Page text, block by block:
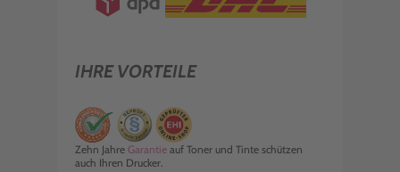
IHRE VORTEILE
Zehn Jahre Garantie auf Toner und Tinte schützen
auch Ihren Drucker.